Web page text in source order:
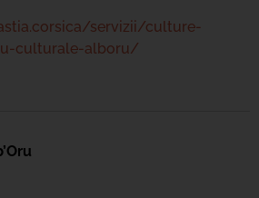
servizii/culture-
culturale-alboru/